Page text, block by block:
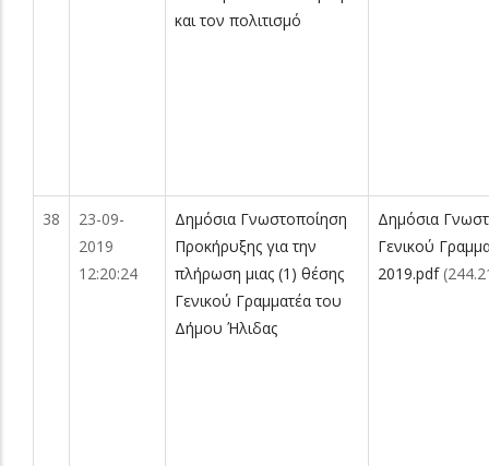
και τον πολιτισμό
38
23-09-
2019
12:20:24
Δημόσια Γνωστοποίηση
Προκήρυξης για την
πλήρωση μιας (1) θέσης
Γενικού Γραμματέα του
Δήμου Ήλιδας
Δημόσια
Γενικού
2019.pdf